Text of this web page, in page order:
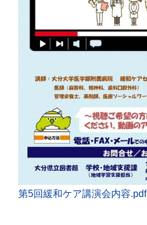
第5回緩和ケア講演会内容.pdf